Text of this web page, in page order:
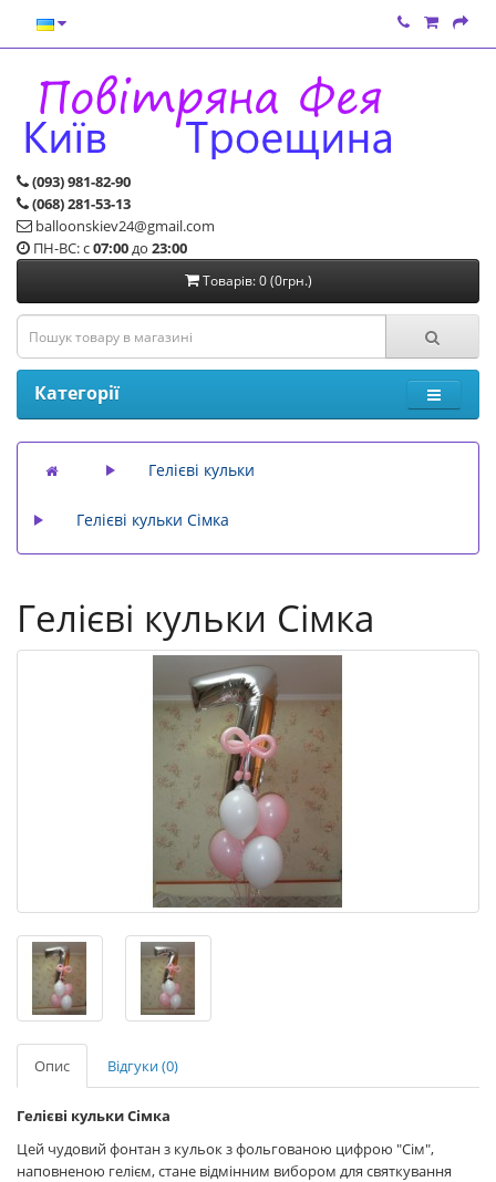
(093) 981-82-90
(068) 281-53-13
balloonskiev24@gmail.com
ПН-ВС: с07:00до 23:00
Товарів: 0 (0грн.)
Категорії
Гелієві кульки
Гелієві кульки Сімка
Гелієві кульки Сімка
Опис Відгуки (0)
Гелієві кульки Сімка
Цей чудовий фонтан з кульок з фольгованою цифрою "Сім",
наповненою гелієм, стане відмінним вибором для святкування